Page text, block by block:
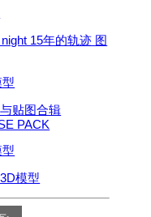
15年的轨迹 图
贴图合辑
PACK
模型